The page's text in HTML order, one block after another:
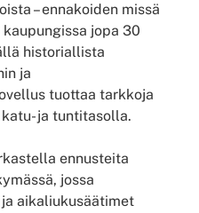
– ennakoiden missä
jopa 30
historiallista
ja
tuottaa tarkkoja
ja tuntitasolla.
ennusteita
jossa
aikaliukusäätimet